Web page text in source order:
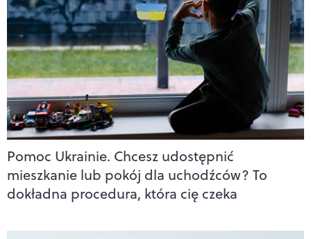
Pomoc Ukrainie. Chcesz udostępnić
mieszkanie lub pokój dla uchodźców? To
dokładna procedura, która cię czeka